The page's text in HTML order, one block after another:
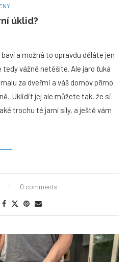
úklid?
a možná to opravdu děláte jen
vážně netěšíte. Ale jaro ťuká
za dveřmi a váš domov přímo
Uklidit jej ale můžete tak, že si
trochu té jarní síly, a ještě vám
0 comments